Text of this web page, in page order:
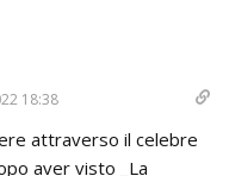
18:38
attraverso il celebre
aver visto _La